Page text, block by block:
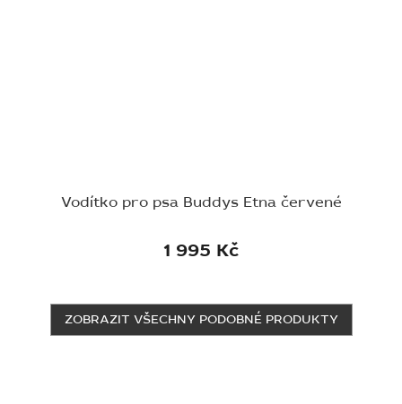
Vodítko pro psa Buddys Etna červené
1 995 Kč
ZOBRAZIT VŠECHNY PODOBNÉ PRODUKTY